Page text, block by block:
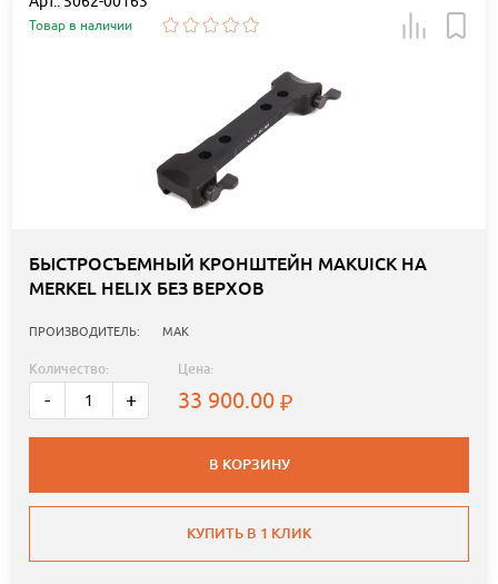
Товар в наличии
БЫСТРОСЪЕМНЫЙ КРОНШТЕЙН MAKUICK НА
MERKEL HELIX БЕЗ ВЕРХОВ
ПРОИЗВОДИТЕЛЬ: MAK
Количество:
- +
Цена:
33 900.00
В КОРЗИНУ
КУПИТЬ В 1 КЛИК